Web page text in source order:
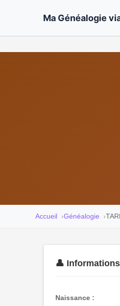
Ma Généalogie
Accueil Généalogie
👤
Naissance :